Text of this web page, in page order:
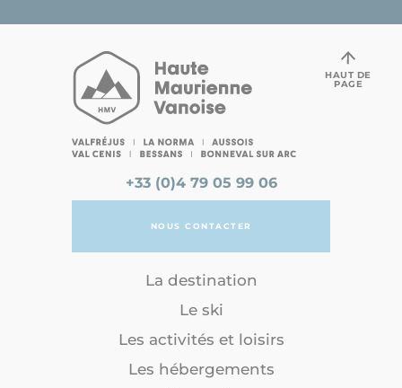
+33 (0)4 79 05 99 06
NOUS CONTACTER
La destination
Le ski
Les activités et loisirs
Les hébergements
HAUT DE
PAGE